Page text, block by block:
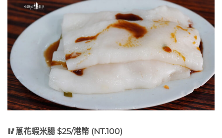
🥢蔥花蝦米腸 $25/港幣 (NT.100)